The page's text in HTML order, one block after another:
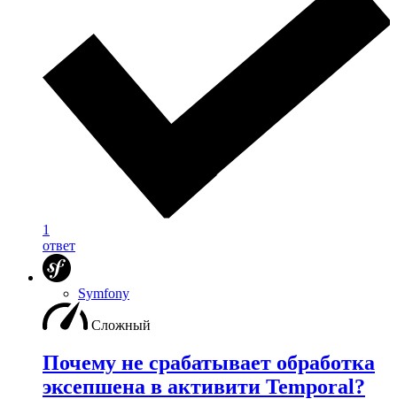
1
ответ
Symfony
Сложный
Почему не срабатывает обработка
эксепшена в активити Temporal?